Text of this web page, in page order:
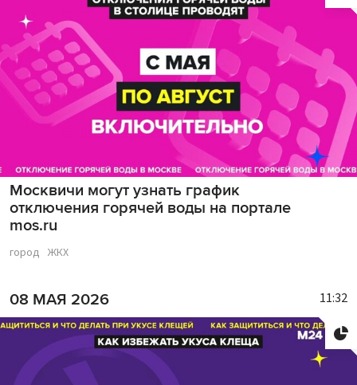
Москвичи могут узнать график
отключения горячей воды на портале
mos.ru
город ЖКХ
08 МАЯ 2026 11:32